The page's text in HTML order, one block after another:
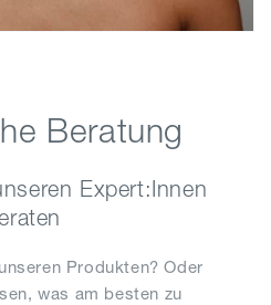
Beratung
Expert:Innen
Produkten? Oder
was am besten zu